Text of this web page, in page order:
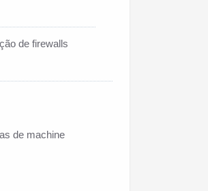
de firewalls
de machine